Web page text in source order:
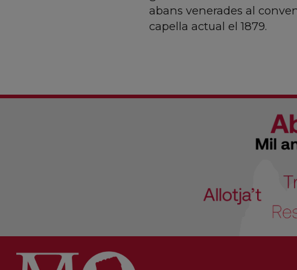
abans venerades al
capella actual el 1879.